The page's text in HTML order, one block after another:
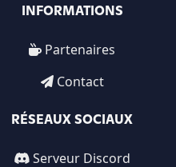
INFORMATIONS
Partenaires
Contact
RÉSEAUX SOCIAUX
Serveur Discord